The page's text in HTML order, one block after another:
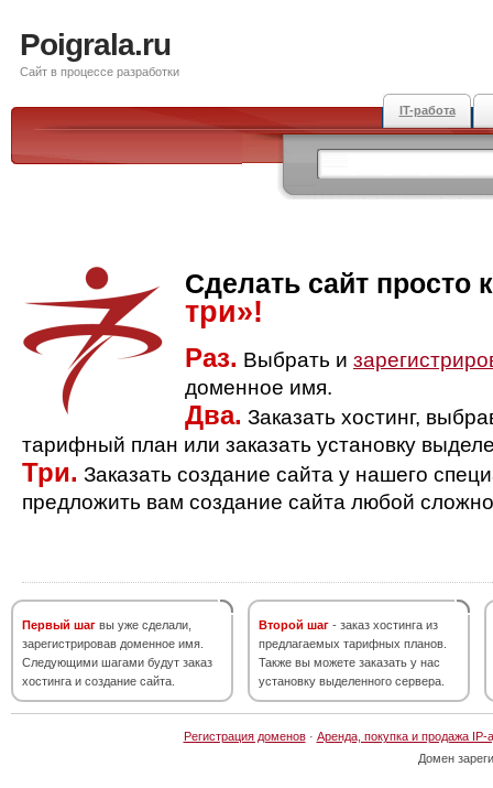
Poigrala.ru
Сайт в процессе разработки
IT-работа
Сделать сайт просто
три»!
Раз. Выбрать и
доменное имя.
Два. Заказать хостинг,
тарифный план или заказать установку
Три. Заказать создание сайта у нашего
предложить вам создание сайта любой
Первый шаг вы уже сделали,
зарегистрировав доменное имя.
Следующими шагами будут заказ
хостинга и создание сайта.
Второй шаг - заказ хостинга из
предлагаемых тарифных планов.
Также вы можете заказать у нас
установку выделенного сервера.
Регистрация доменов· Аренда, покупка и продажа IP-
Домен